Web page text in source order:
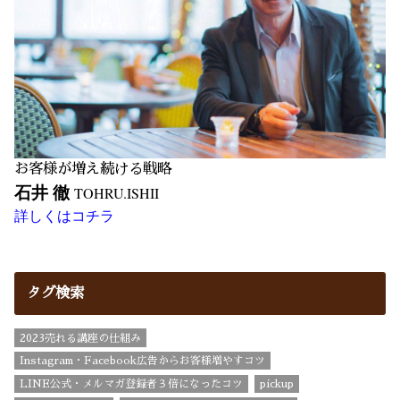
お客様が増え続ける戦略
石井 徹 TOHRU.ISHII
詳しくはコチラ
タグ検索
2023売れる講座の仕組み
Instagram・Facebook広告からお客様増やすコツ
LINE公式・メルマガ登録者３倍になったコツ pickup